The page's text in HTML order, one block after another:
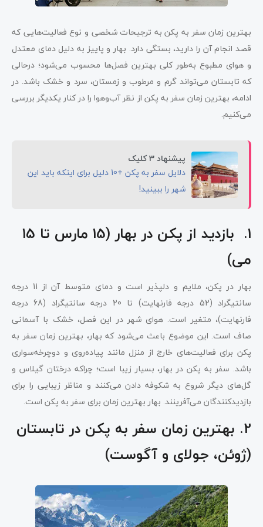
بهترین زمان سفر به پکن به ترجیحات شخصی و نوع فعالیت‌هایی که
قصد انجام آن را دارید، بستگی دارد. بهار و پاییز به دلیل دمای معتدل
و هوای مطبوع به‌طور کلی بهترین فصل‌ها محسوب می‌شود؛ درحالی
که تابستان می‌تواند گرم و مرطوب و زمستان، سرد و خشک باشد. در
ادامه، بهترین زمان سفر به پکن از نظر آب‌وهوا را در کنار یکدیگر بررسی
می‌کنیم.
پیشنهاد 3 کلیک
دلایل سفر به پکن +10 دلیل برای اینکه باید این
شهر را ببینید!
1. بازدید از پکن در بهار (15 مارس تا 15
می)
بهار در پکن، ملایم و دلپذیر است و دمای متوسط آن از 11 درجه
سانتیگراد (52 درجه فارنهایت) تا 20 درجه سانتیگراد (68 درجه
فارنهایت)، متغیر است. هوای شهر در این فصل، خشک با آسمانی
صاف است. این موضوع باعث می‌شود که بهار، بهترین زمان سفر به
پکن برای فعالیت‌های خارج از منزل مانند پیاده‌روی و دوچرخه‌سواری
باشد. سفر به پکن در بهار، بسیار زیبا است؛ چراکه درختان گیلاس و
گل‌های دیگر شروع به شکوفه دادن می‌کنند و مناظر زیبایی را برای
بازدیدکنندگان می‌آفرینند. بهار بهترین زمان برای سفر به پکن است.
2. بهترین زمان سفر به پکن در تابستان
(ژوئن، جولای و آگوست)